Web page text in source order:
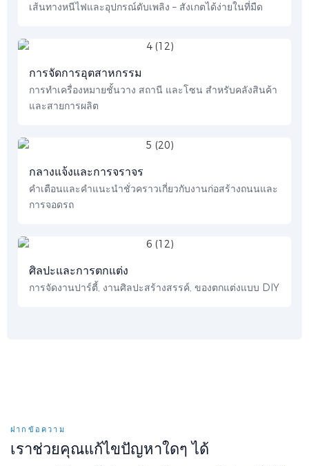
เส้นทางหนีไฟและอุปกรณ์ดับเพลิง – สังเกตได้ง่ายในที่มืด
การจัดการอุตสาหกรรม
การทำเครื่องหมายชั้นวาง สถานี และโซน สำหรับคลังสินค้า
และสายการผลิต
กลางแจ้งและการจราจร
คำเตือนและคำแนะนำชั่วคราวเกี่ยวกับงานก่อสร้างถนนและ
การจอดรถ
ศิลปะและการตกแต่ง
การจัดงานปาร์ตี้, งานศิลปะสร้างสรรค์, ของตกแต่งแบบ DIY
ฝากข้อความ
เราช่วยคุณแก้ไขปัญหาใดๆ ได้